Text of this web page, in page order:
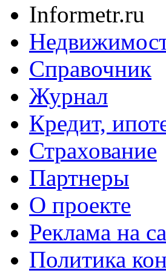
Informetr.ru
Справочник
Журнал
Кредит,
Страхование
Партнеры
O проекте
Реклама на
Политика